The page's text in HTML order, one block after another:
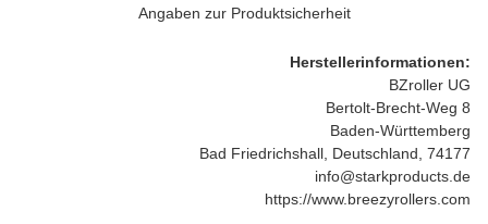
Angaben zur Produktsicherheit
Herstellerinformationen:
BZroller UG
Bertolt-Brecht-Weg 8
Baden-Württemberg
Bad Friedrichshall, Deutschland, 74177
info@starkproducts.de
https://www.breezyrollers.com